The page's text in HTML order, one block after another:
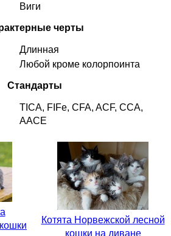
Виги
черты
Длинная
Любой кроме колорпоинта
Стандарты
TICA, FIFe, CFA, ACF, CCA,
AACE
Котята Норвежской лесной
кошки на диване